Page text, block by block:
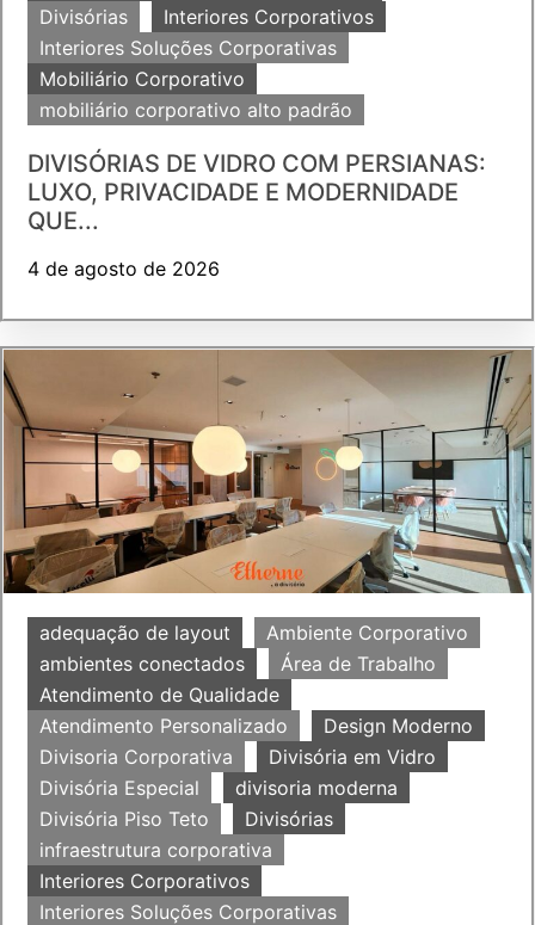
Divisórias
Interiores Corporativos
Interiores Soluções Corporativas
Mobiliário Corporativo
mobiliário corporativo alto padrão
DIVISÓRIAS DE VIDRO COM PERSIANAS:
LUXO, PRIVACIDADE E MODERNIDADE
QUE...
4 de agosto de 2026
adequação de layout
Ambiente Corporativo
ambientes conectados
Área de Trabalho
Atendimento de Qualidade
Atendimento Personalizado
Design Moderno
Divisoria Corporativa
Divisória em Vidro
Divisória Especial
divisoria moderna
Divisória Piso Teto
Divisórias
infraestrutura corporativa
Interiores Corporativos
Interiores Soluções Corporativas